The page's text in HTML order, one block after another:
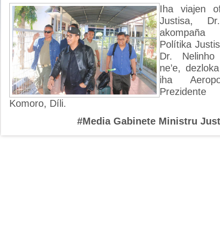
Iha viajen
Justisa,
akompaña
Polítika
Dr. Nelinho
ne’e,
iha
Komoro, Díli.
#Media Gabinete Ministru